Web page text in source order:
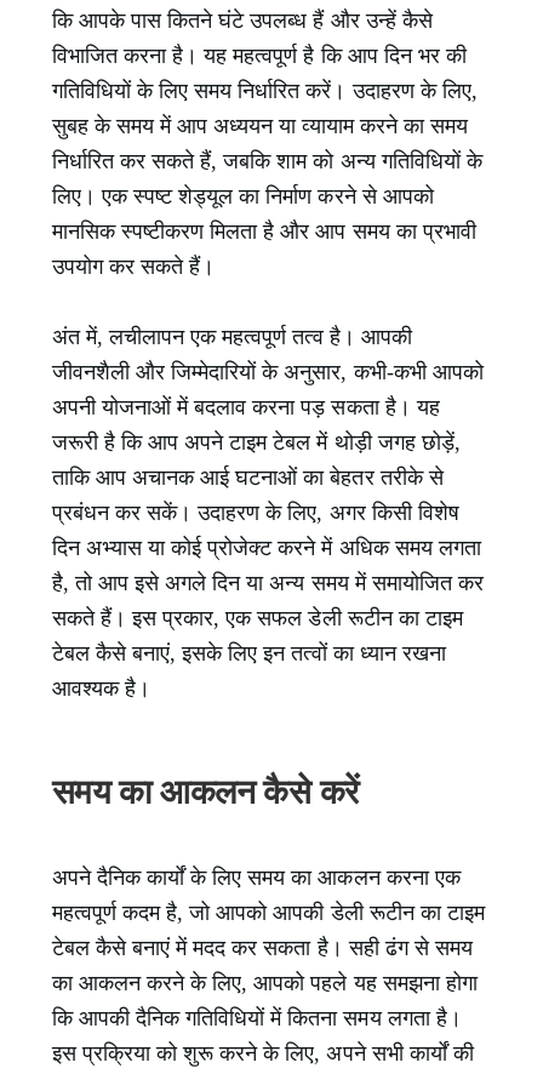
कि आपके पास कितने घंटे उपलब्ध हैं और उन्हें कैसे
विभाजित करना है। यह महत्वपूर्ण है कि आप दिन भर की
गतिविधियों के लिए समय निर्धारित करें। उदाहरण के लिए,
सुबह के समय में आप अध्ययन या व्यायाम करने का समय
निर्धारित कर सकते हैं, जबकि शाम को अन्य गतिविधियों के
लिए। एक स्पष्ट शेड्यूल का निर्माण करने से आपको
मानसिक स्पष्टीकरण मिलता है और आप समय का प्रभावी
उपयोग कर सकते हैं।
अंत में, लचीलापन एक महत्वपूर्ण तत्व है। आपकी
जीवनशैली और जिम्मेदारियों के अनुसार, कभी-कभी आपको
अपनी योजनाओं में बदलाव करना पड़ सकता है। यह
जरूरी है कि आप अपने टाइम टेबल में थोड़ी जगह छोड़ें,
ताकि आप अचानक आई घटनाओं का बेहतर तरीके से
प्रबंधन कर सकें। उदाहरण के लिए, अगर किसी विशेष
दिन अभ्यास या कोई प्रोजेक्ट करने में अधिक समय लगता
है, तो आप इसे अगले दिन या अन्य समय में समायोजित कर
सकते हैं। इस प्रकार, एक सफल डेली रूटीन का टाइम
टेबल कैसे बनाएं, इसके लिए इन तत्वों का ध्यान रखना
आवश्यक है।
समय का आकलन कैसे करें
अपने दैनिक कार्यों के लिए समय का आकलन करना एक
महत्वपूर्ण कदम है, जो आपको आपकी डेली रूटीन का टाइम
टेबल कैसे बनाएं में मदद कर सकता है। सही ढंग से समय
का आकलन करने के लिए, आपको पहले यह समझना होगा
कि आपकी दैनिक गतिविधियों में कितना समय लगता है।
इस प्रक्रिया को शुरू करने के लिए, अपने सभी कार्यों की